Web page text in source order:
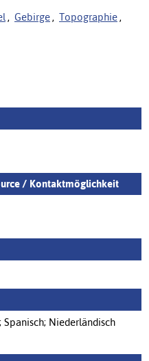
, Gebirge , Topographie ,
/ Kontaktmöglichkeit
Spanisch; Niederländisch